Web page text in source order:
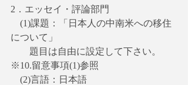
2．エッセイ・評論部門
(1)課題：「日本人の中南米への移住
について」
題目は自由に設定して下さい。
※10.留意事項(1)参照
(2)言語：日本語